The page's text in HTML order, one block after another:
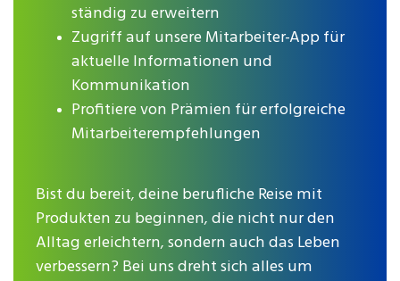
ständig zu erweitern
Zugriff auf unsere Mitarbeiter-App für
aktuelle Informationen und
Kommunikation
Profitiere von Prämien für erfolgreiche
Mitarbeiterempfehlungen
Bist du bereit, deine berufliche Reise mit
Produkten zu beginnen, die nicht nur den
Alltag erleichtern, sondern auch das Leben
verbessern? Bei uns dreht sich alles um